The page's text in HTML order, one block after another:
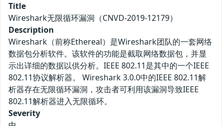
Title
Wireshark无限循环漏洞（CNVD-2019-12179）
Description
Wireshark（前称Ethereal）是Wireshark团队的一套网络
数据包分析软件。该软件的功能是截取网络数据包，并显
示出详细的数据以供分析。IEEE 802.11是其中的一个IEEE
802.11协议解析器。 Wireshark 3.0.0中的IEEE 802.11解
析器存在无限循环漏洞，攻击者可利用该漏洞导致IEEE
802.11解析器进入无限循环。
Severity